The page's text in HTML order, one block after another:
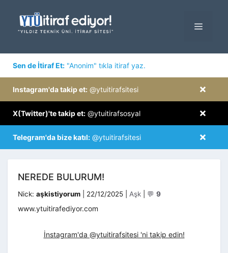
MENÜ
Sen de İtiraf Et: "Anonim" tıkla itiraf yaz.
×
Instagram'da takip et: @ytuitirafsitesi
×
X(Twitter)'te takip et: @ytuitirafsosyal
×
Telegram'da bize katıl: @ytuitirafsitesi
NEREDE BULURUM!
Nick: aşkistiyorum 22/12/2025 Kategoriler
Aşk 💬 9
www.ytuitirafediyor.com
İnstagram'da @ytuitirafsitesi 'ni takip edin!